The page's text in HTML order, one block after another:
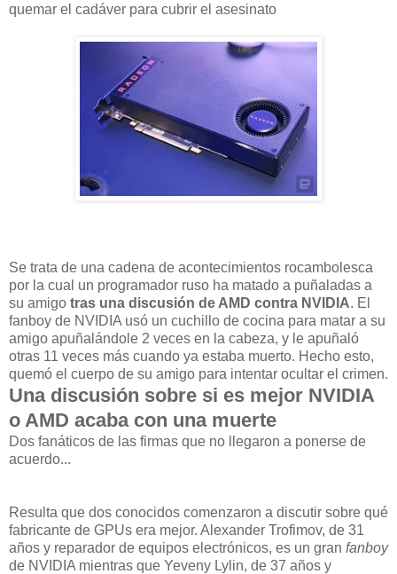
quemar el cadáver para cubrir el asesinato
Se trata de una cadena de acontecimientos rocambolesca
por la cual un programador ruso ha matado a puñaladas a
su amigo tras una discusión de AMD contra NVIDIA. El
fanboy de NVIDIA usó un cuchillo de cocina para matar a su
amigo apuñalándole 2 veces en la cabeza, y le apuñaló
otras 11 veces más cuando ya estaba muerto. Hecho esto,
quemó el cuerpo de su amigo para intentar ocultar el crimen.
Una discusión sobre si es mejor NVIDIA
o AMD acaba con una muerte
Dos fanáticos de las firmas que no llegaron a ponerse de
acuerdo...
Resulta que dos conocidos comenzaron a discutir sobre qué
fabricante de GPUs era mejor. Alexander Trofimov, de 31
años y reparador de equipos electrónicos, es un gran fanboy
de NVIDIA mientras que Yeveny Lylin, de 37 años y